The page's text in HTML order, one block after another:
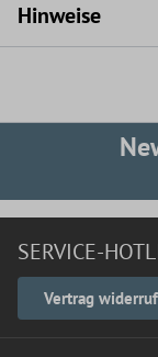
Hinweise
SERVICE-
Vertrag